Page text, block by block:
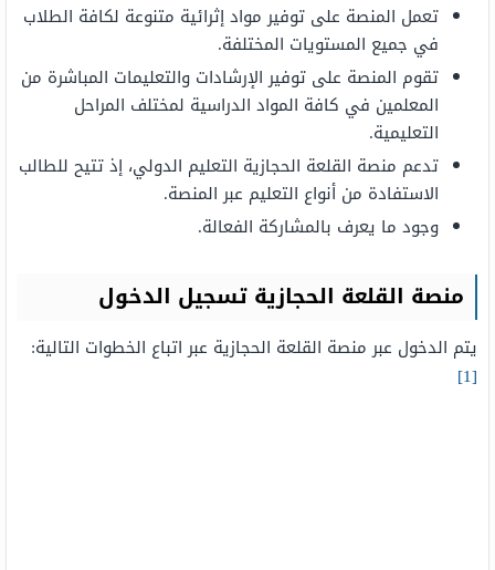
تعمل المنصة على توفير مواد إثرائية متنوعة لكافة الطلاب
في جميع المستويات المختلفة.
تقوم المنصة على توفير الإرشادات والتعليمات المباشرة من
المعلمين في كافة المواد الدراسية لمختلف المراحل
التعليمية.
تدعم منصة القلعة الحجازية التعليم الدولي، إذ تتيح للطالب
الاستفادة من أنواع التعليم عبر المنصة.
وجود ما يعرف بالمشاركة الفعالة.
منصة القلعة الحجازية تسجيل الدخول
يتم الدخول عبر منصة القلعة الحجازية عبر اتباع الخطوات التالية:
[1]